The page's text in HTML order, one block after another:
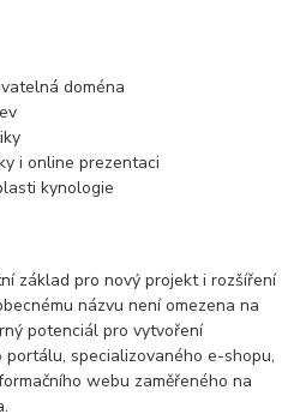
doména
i online prezentaci
kynologie
základ pro nový projekt i rozšíření
názvu není omezena na
potenciál pro vytvoření
specializovaného e-shopu,
webu zaměřeného na